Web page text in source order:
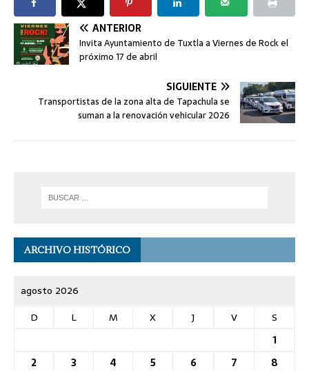
ANTERIOR
Invita Ayuntamiento de Tuxtla a Viernes de Rock el
próximo 17 de abril
SIGUIENTE
Transportistas de la zona alta de Tapachula se
suman a la renovación vehicular 2026
ARCHIVO HISTÓRICO
agosto 2026
D
L M X J V
S
1
2
3 4 5 6 7
8